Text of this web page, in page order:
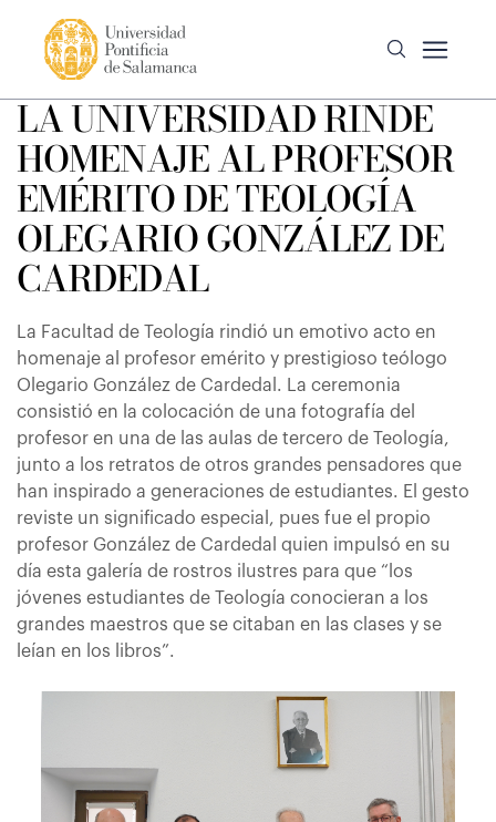
LA UNIVERSIDAD RINDE
HOMENAJE AL PROFESOR
EMÉRITO DE TEOLOGÍA
OLEGARIO GONZÁLEZ DE
CARDEDAL
La Facultad de Teología rindió un emotivo acto en
homenaje al profesor emérito y prestigioso teólogo
Olegario González de Cardedal. La ceremonia
consistió en la colocación de una fotografía del
profesor en una de las aulas de tercero de Teología,
junto a los retratos de otros grandes pensadores que
han inspirado a generaciones de estudiantes. El gesto
reviste un significado especial, pues fue el propio
profesor González de Cardedal quien impulsó en su
día esta galería de rostros ilustres para que “los
jóvenes estudiantes de Teología conocieran a los
grandes maestros que se citaban en las clases y se
leían en los libros”.